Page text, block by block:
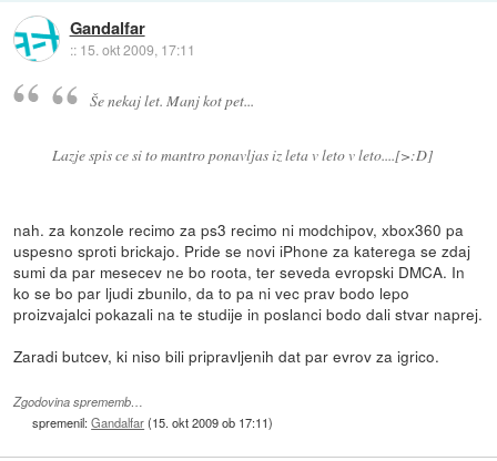
Gandalfar
:: 15. okt 2009, 17:11
Še nekaj let. Manj kot pet...
Lazje spis ce si to mantro ponavljas iz leta v leto v leto....[>:D]
nah. za konzole recimo za ps3 recimo ni modchipov, xbox360 pa
uspesno sproti brickajo. Pride se novi iPhone za katerega se zdaj
sumi da par mesecev ne bo roota, ter seveda evropski DMCA. In
ko se bo par ljudi zbunilo, da to pa ni vec prav bodo lepo
proizvajalci pokazali na te studije in poslanci bodo dali stvar naprej.
Zaradi butcev, ki niso bili pripravljenih dat par evrov za igrico.
Zgodovina sprememb…
spremenil:Gandalfar(15. okt 2009 ob 17:11)